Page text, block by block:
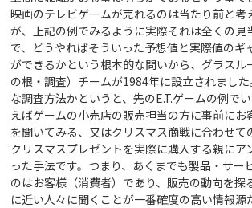
映画のテレビゲームが売れるのは当たり前と考
が、上記の例でみるように実際それは全くの見
で、どうやればそういった予想値と実際値のギ
ができるかという根本的な問いから、グラスル
の根・調査）チームが1984年に設立されまし
な調査方法かというと、先のE.T.ゲームの例で
えばゲームの小売店の販売担当の方に事前にお
を聞いてみる、又はクリスマス商戦に合わせて
クリスマスプレゼントを実際に購入する親にア
った手法です。つまり、あくまでも製品・サー
のはお客様（消費者）であり、販売の動向を探
に近い人々に聞くことが一番確度の高い情報源